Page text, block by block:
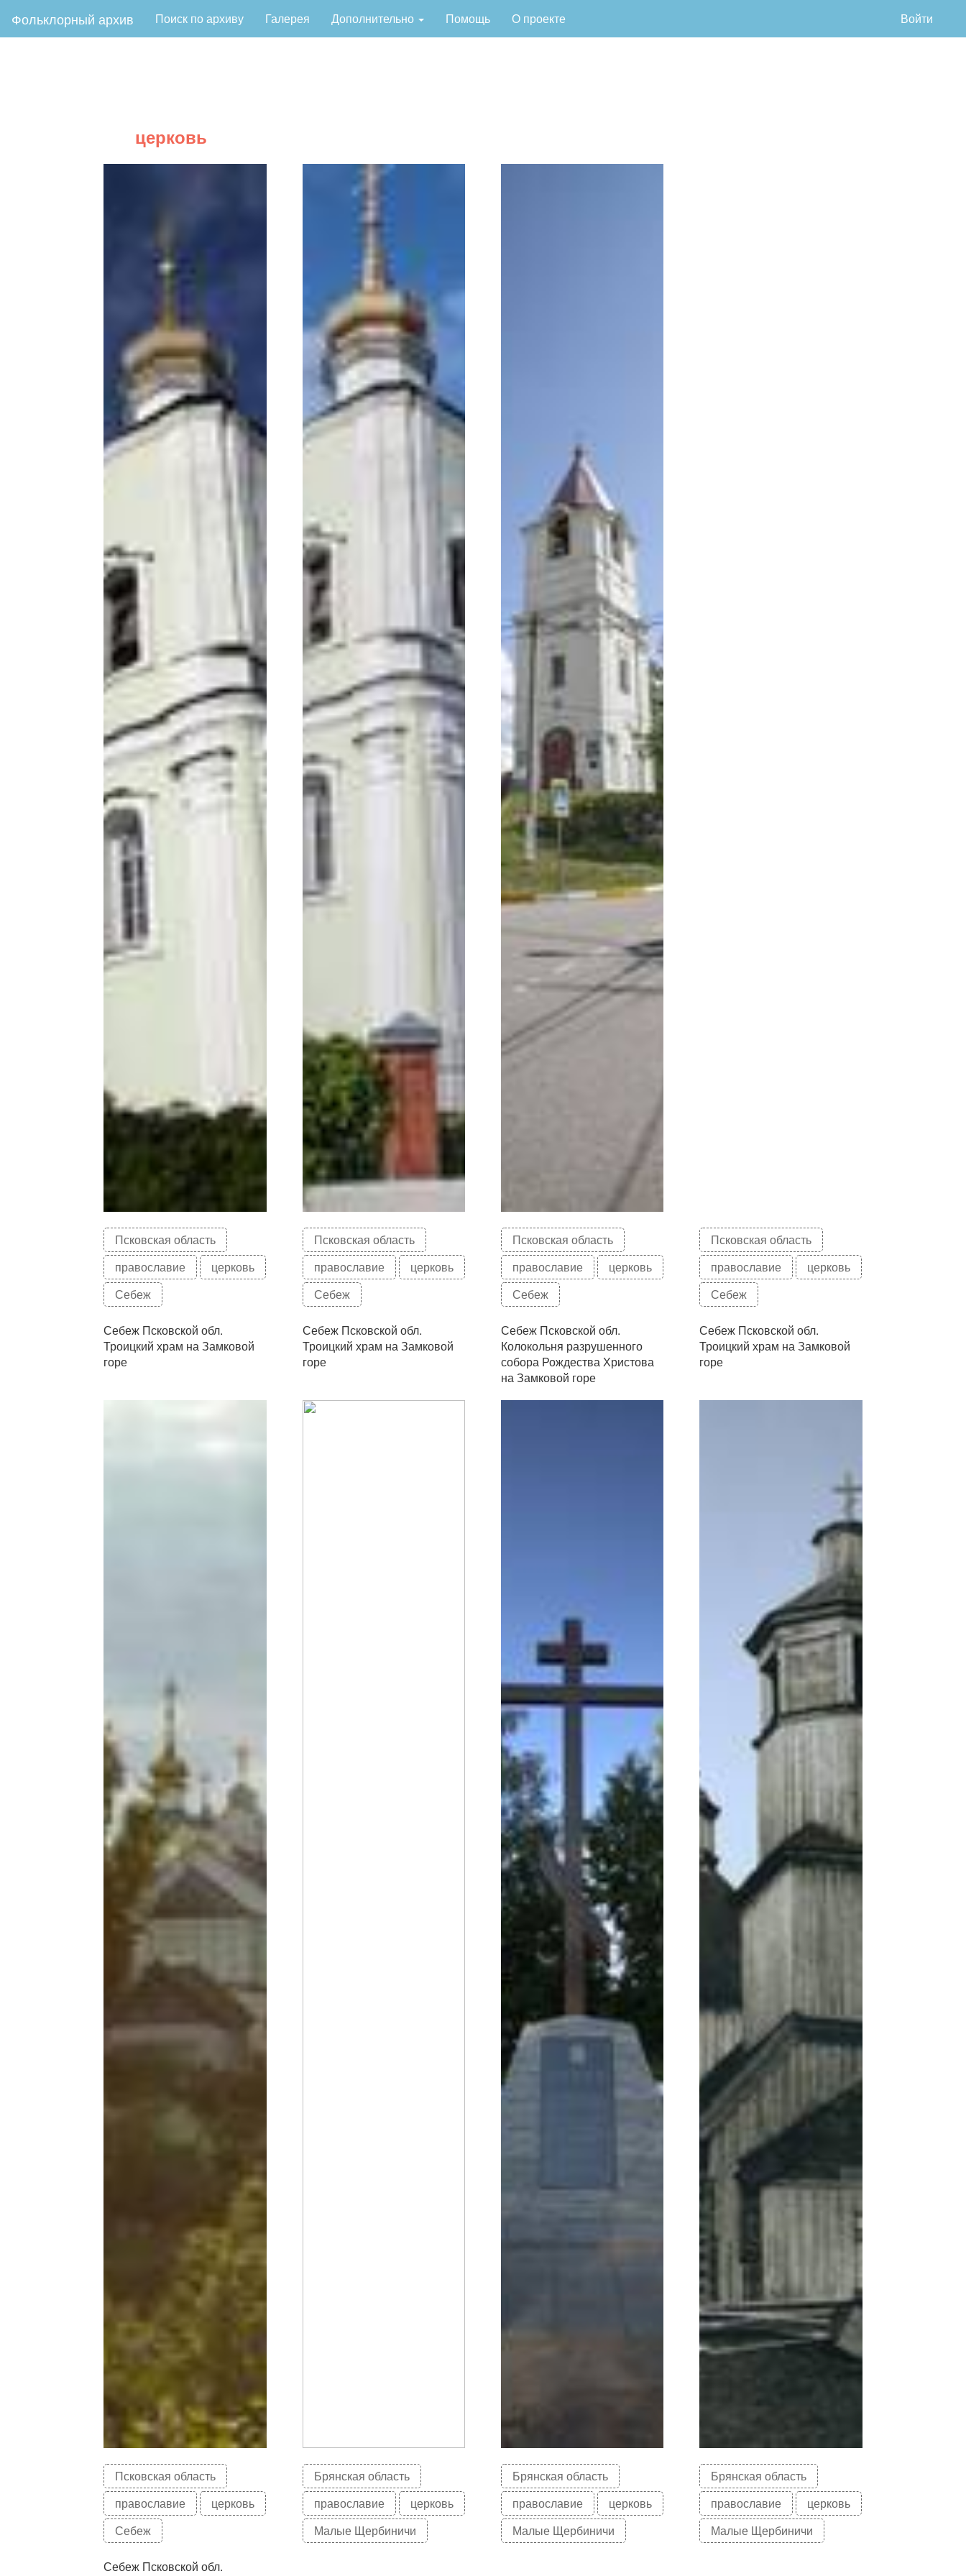
Фольклорный архив Поиск по архиву Галерея Дополнительно Помощь О проекте Войти
церковь
Псковская область
православие
церковь
Себеж
Себеж Псковской обл.
Троицкий храм на Замковой
горе
Псковская область
православие
церковь
Себеж
Себеж Псковской обл.
Троицкий храм на Замковой
горе
Псковская область
православие
церковь
Себеж
Себеж Псковской обл.
Колокольня разрушенного
собора Рождества Христова
на Замковой горе
Псковская область
православие
церковь
Себеж
Себеж Псковской обл.
Троицкий храм на Замковой
горе
Псковская область
православие
церковь
Себеж
Себеж Псковской обл.
Брянская область
православие
церковь
Малые Щербиничи
Брянская область
православие
церковь
Малые Щербиничи
Брянская область
православие
церковь
Малые Щербиничи